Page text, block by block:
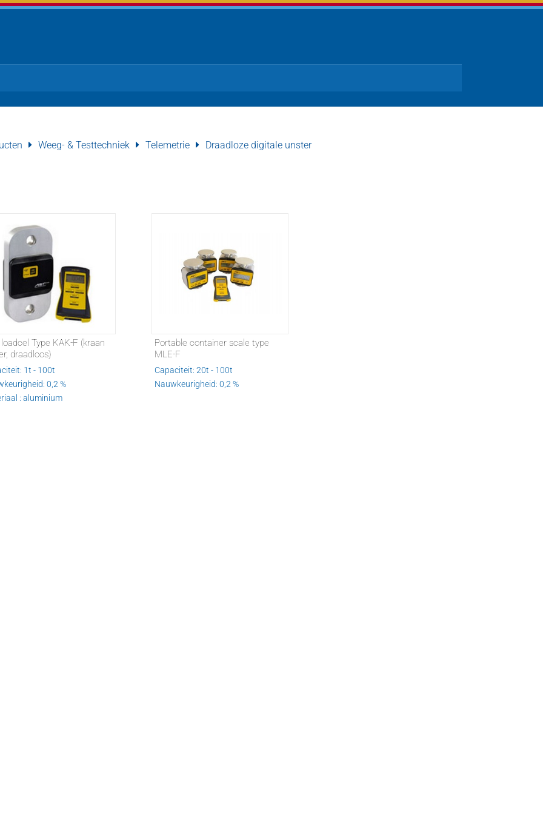
Weeg- & Testtechniek Telemetrie Draadloze digitale unster
Type KAK-F (kraan
draadloos)
1t - 100t
0,2 %
: aluminium
Portable container scale type
MLE-F
Capaciteit: 20t - 100t
Nauwkeurigheid: 0,2 %